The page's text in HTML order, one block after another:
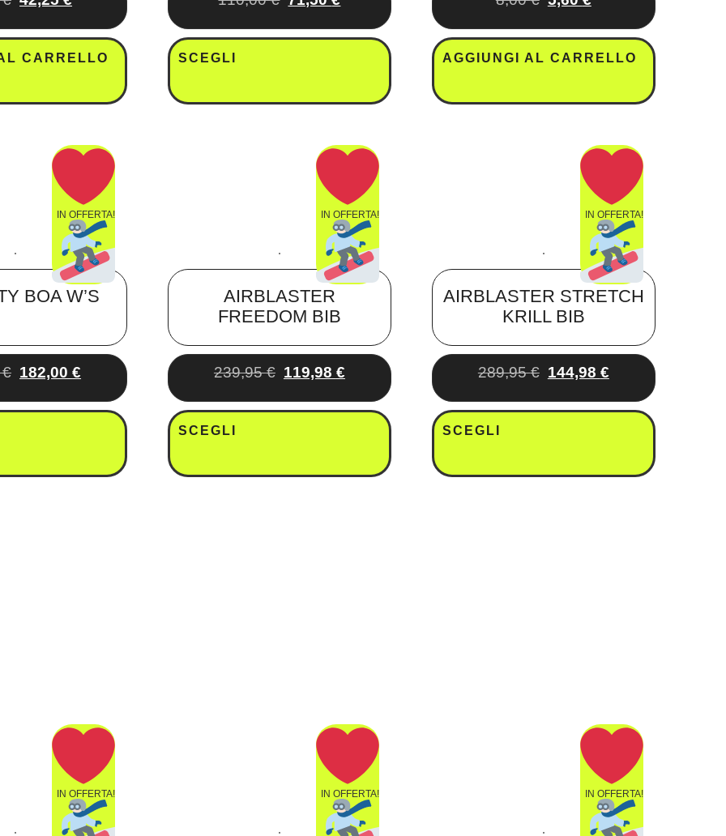
CARRELLO SCEGLI AGGIUNGI AL CARRELLO
IN OFFERTA!
BOA W’S
€ 182,00€
IN OFFERTA!
AIRBLASTER
FREEDOM BIB
239,95€ 119,98 €
SCEGLI
IN OFFERTA!
AIRBLASTER STRETCH
KRILL BIB
289,95€ 144,98 €
SCEGLI
IN OFFERTA! IN OFFERTA! IN OFFERTA!